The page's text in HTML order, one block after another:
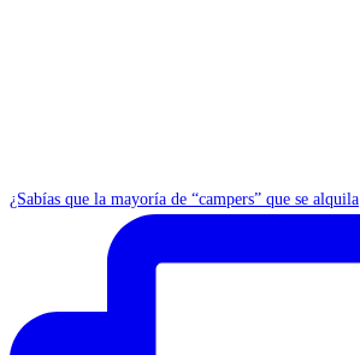
¿Sabías que la mayoría de “campers” que se alquila